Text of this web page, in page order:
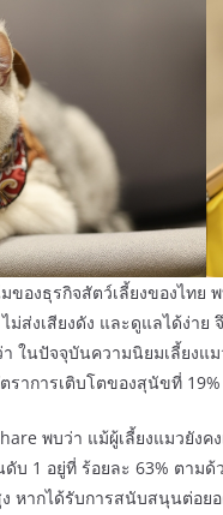
องธุรกิจสัตว์เลี้ยงของไทย
ม่ส่งเสียงดัง และดูแลได้ง่า
ในปัจจุบันความนิยมเลี้ยง
ราการเติบโตของสุนัขที่
พบว่า แม้ผู้เลี้ยงแมวยั
บ 1 อยู่ที่ ร้อยละ 63% ตา
หากได้รับการสนับสนุนต่อ